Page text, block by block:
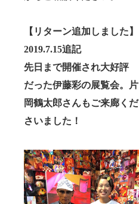
【リターン追加しました】
2019.7.15追記
先日まで開催され大好評
だった伊藤彩の展覧会。片
岡鶴太郎さんもご来廊くだ
さいました！